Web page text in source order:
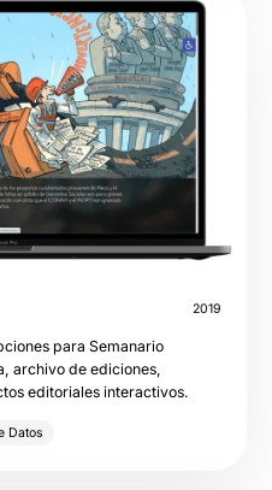
2019
para Semanario
archivo de ediciones,
editoriales interactivos.
Datos